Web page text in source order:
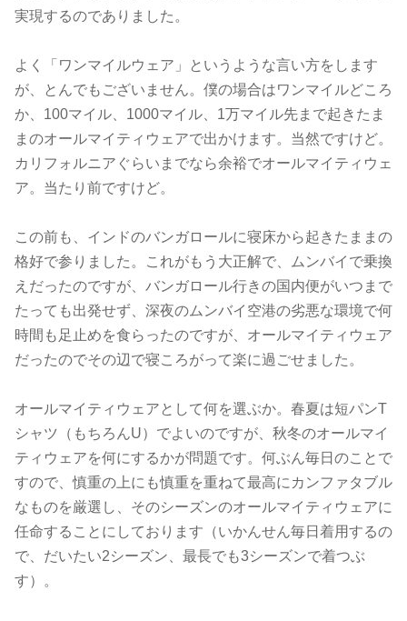
実現するのでありました。
よく「ワンマイルウェア」というような言い方をします
が、とんでもございません。僕の場合はワンマイルどころ
か、100マイル、1000マイル、1万マイル先まで起きたま
まのオールマイティウェアで出かけます。当然ですけど。
カリフォルニアぐらいまでなら余裕でオールマイティウェ
ア。当たり前ですけど。
この前も、インドのバンガロールに寝床から起きたままの
格好で参りました。これがもう大正解で、ムンバイで乗換
えだったのですが、バンガロール行きの国内便がいつまで
たっても出発せず、深夜のムンバイ空港の劣悪な環境で何
時間も足止めを食らったのですが、オールマイティウェア
だったのでその辺で寝ころがって楽に過ごせました。
オールマイティウェアとして何を選ぶか。春夏は短パンT
シャツ（もちろんU）でよいのですが、秋冬のオールマイ
ティウェアを何にするかが問題です。何ぶん毎日のことで
すので、慎重の上にも慎重を重ねて最高にカンファタブル
なものを厳選し、そのシーズンのオールマイティウェアに
任命することにしております（いかんせん毎日着用するの
で、だいたい2シーズン、最長でも3シーズンで着つぶ
す）。